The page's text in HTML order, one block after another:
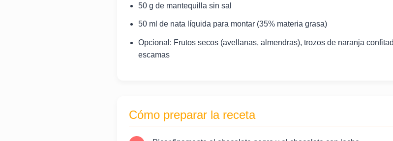
50 g de mantequilla sin sal
50 ml de nata líquida para montar (35% materia grasa)
Opcional: Frutos secos (avellanas, almendras), trozos de naranja
escamas
Cómo preparar la receta